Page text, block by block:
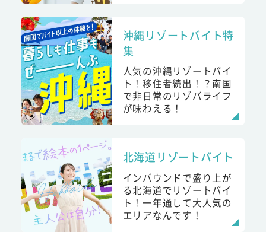
沖縄リゾートバイト特
集
人気の沖縄リゾートバイ
ト！移住者続出！？南国
で非日常のリゾバライフ
が味わえる！
北海道リゾートバイト
インバウンドで盛り上が
る北海道でリゾートバイ
ト！一年通して大人気の
エリアなんです！